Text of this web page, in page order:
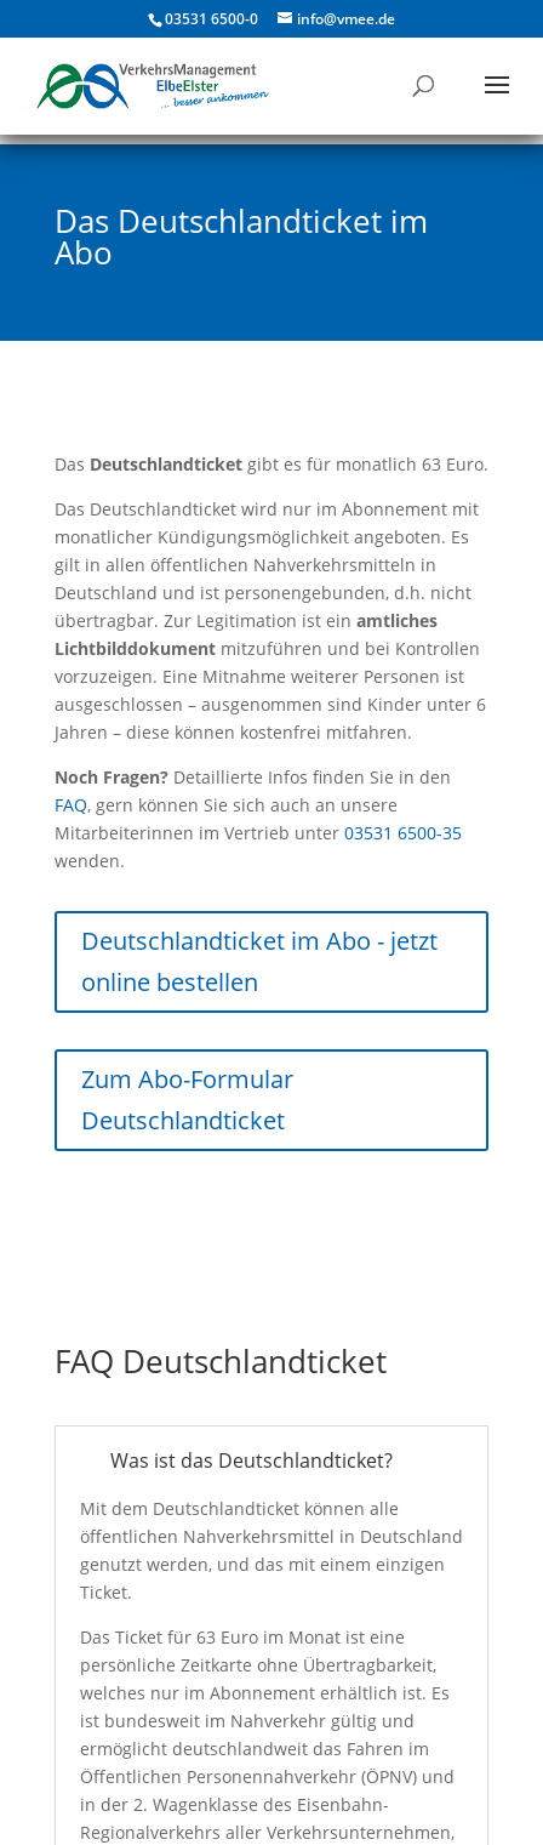
03531 6500-0 info@vmee.de
Das Deutschlandticket im
Abo
Das Deutschlandticketgibt es für monatlich 63 Euro.
Das Deutschlandticket wird nur im Abonnement mit
monatlicher Kündigungsmöglichkeit angeboten. Es
gilt in allen öffentlichen Nahverkehrsmitteln in
Deutschland und ist personengebunden, d.h. nicht
übertragbar. Zur Legitimation ist ein amtliches
Lichtbilddokumentmitzuführen und bei Kontrollen
vorzuzeigen. Eine Mitnahme weiterer Personen ist
ausgeschlossen – ausgenommen sind Kinder unter 6
Jahren – diese können kostenfrei mitfahren.
Noch Fragen?Detaillierte Infos finden Sie in den
FAQ, gern können Sie sich auch an unsere
Mitarbeiterinnen im Vertrieb unter 03531 6500-35
wenden.
Deutschlandticket im Abo - jetzt
online bestellen
Zum Abo-Formular
Deutschlandticket
FAQ Deutschlandticket
Was ist das Deutschlandticket?
Mit dem Deutschlandticket können alle
öffentlichen Nahverkehrsmittel in Deutschland
genutzt werden, und das mit einem einzigen
Ticket.
Das Ticket für 63 Euro im Monat ist eine
persönliche Zeitkarte ohne Übertragbarkeit,
welches nur im Abonnement erhältlich ist. Es
ist bundesweit im Nahverkehr gültig und
ermöglicht deutschlandweit das Fahren im
Öffentlichen Personennahverkehr (ÖPNV) und
in der 2. Wagenklasse des Eisenbahn-
Regionalverkehrs aller Verkehrsunternehmen,